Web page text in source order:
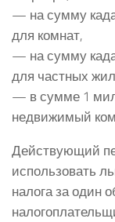
— на сумму
для комнат,
— на сумму
для частных
— в сумме 1
недвижимый
Действующий
использовать
налога за один